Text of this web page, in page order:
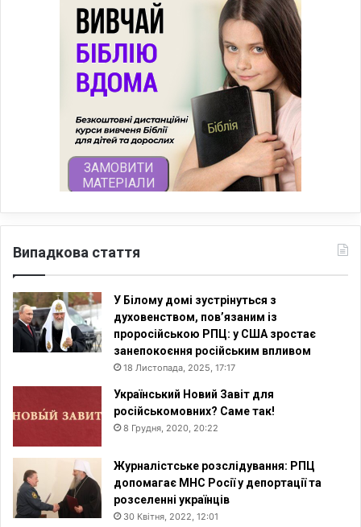
Випадкова стаття
У Білому домі зустрінуться з
духовенством, пов’язаним із
проросійською РПЦ: у США зростає
занепокоєння російським впливом
18 Листопада, 2025, 17:17
Український Новий Завіт для
російськомовних? Саме так!
8 Грудня, 2020, 20:22
Журналістське розслідування: РПЦ
допомагає МНС Росії у депортації та
розселенні українців
30 Квітня, 2022, 12:01